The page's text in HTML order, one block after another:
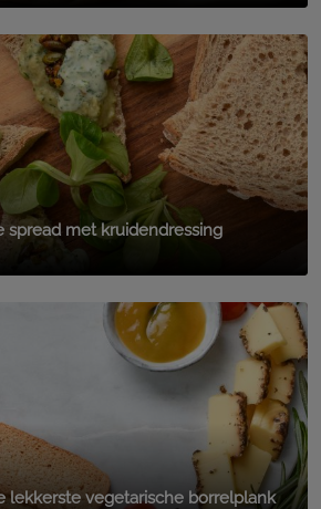
spread met kruidendressing
lekkerste vegetarische borrelplank